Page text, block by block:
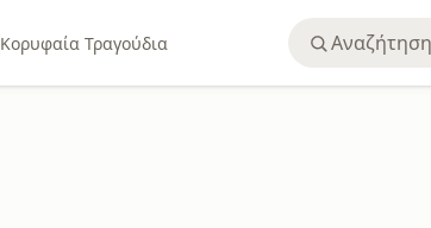
Κορυφαία Τραγούδια